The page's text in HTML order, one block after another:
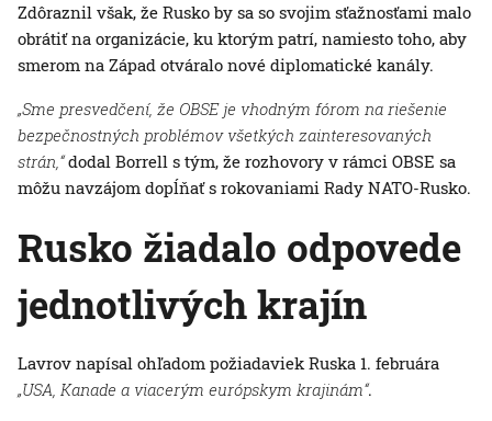
Zdôraznil však, že Rusko by sa so svojim sťažnosťami malo
obrátiť na organizácie, ku ktorým patrí, namiesto toho, aby
smerom na Západ otváralo nové diplomatické kanály.
„Sme presvedčení, že OBSE je vhodným fórom na riešenie
bezpečnostných problémov všetkých zainteresovaných
strán,“dodal Borrell s tým, že rozhovory v rámci OBSE sa
môžu navzájom dopĺňať s rokovaniami Rady NATO-Rusko.
Rusko žiadalo odpovede
jednotlivých krajín
Lavrov napísal ohľadom požiadaviek Ruska 1. februára
„USA, Kanade a viacerým európskym krajinám“.